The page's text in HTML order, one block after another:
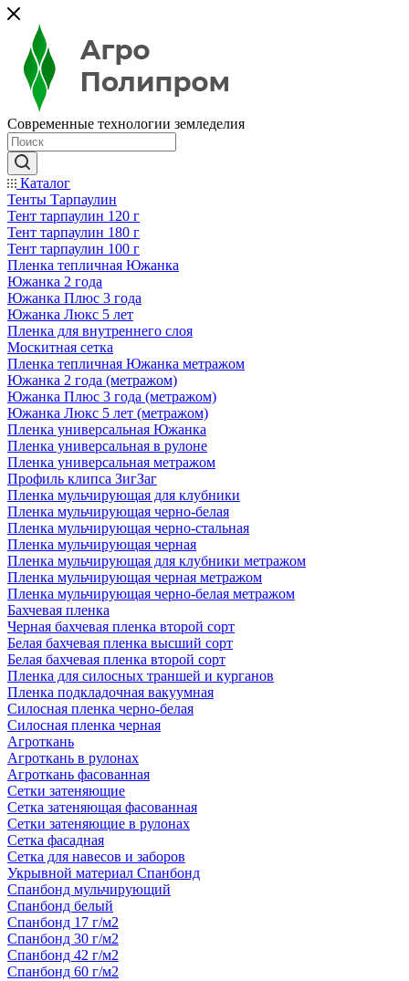
Современные технологии земледелия
Каталог
Тенты Тарпаулин
Тент тарпаулин 120 г
Тент тарпаулин 180 г
Тент тарпаулин 100 г
Пленка тепличная Южанка
Южанка 2 года
Южанка Плюс 3 года
Южанка Люкс 5 лет
Пленка для внутреннего слоя
Москитная сетка
Пленка тепличная Южанка метражом
Южанка 2 года (метражом)
Южанка Плюс 3 года (метражом)
Южанка Люкс 5 лет (метражом)
Пленка универсальная Южанка
Пленка универсальная в рулоне
Пленка универсальная метражом
Профиль клипса ЗигЗаг
Пленка мульчирующая для клубники
Пленка мульчирующая черно-белая
Пленка мульчирующая черно-стальная
Пленка мульчирующая черная
Пленка мульчирующая для клубники метражом
Пленка мульчирующая черная метражом
Пленка мульчирующая черно-белая метражом
Бахчевая пленка
Черная бахчевая пленка второй сорт
Белая бахчевая пленка высший сорт
Белая бахчевая пленка второй сорт
Пленка для силосных траншей и курганов
Пленка подкладочная вакуумная
Силосная пленка черно-белая
Силосная пленка черная
Агроткань
Агроткань в рулонах
Агроткань фасованная
Сетки затеняющие
Сетка затеняющая фасованная
Сетки затеняющие в рулонах
Сетка фасадная
Сетка для навесов и заборов
Укрывной материал Спанбонд
Спанбонд мульчирующий
Спанбонд белый
Спанбонд 17 г/м2
Спанбонд 30 г/м2
Спанбонд 42 г/м2
Спанбонд 60 г/м2